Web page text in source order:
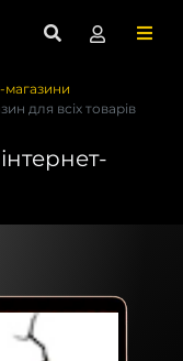
магазини
для всіх товарів